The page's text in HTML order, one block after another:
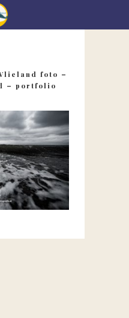
foto –
– portfolio